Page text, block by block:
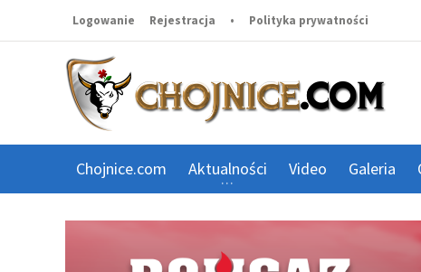
Logowanie Rejestracja • Polityka prywatności
Chojnice.com Aktualności Video Galeria